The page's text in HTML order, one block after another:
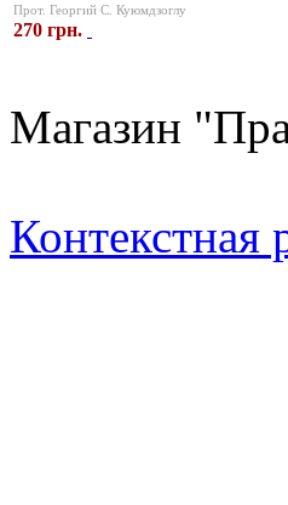
Прот. Георгий С. Куюмдзоглу
270 грн.
Магазин
Контекстная